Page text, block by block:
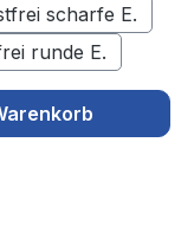
scharfe E.
runde E.